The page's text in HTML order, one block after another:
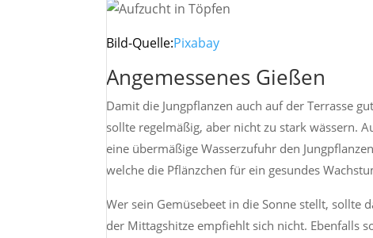
Bild-Quelle:Pixabay
Angemessenes Gießen
Damit die Jungpflanzen auch auf der Terrasse
sollte regelmäßig, aber nicht zu stark wässern.
eine übermäßige Wasserzufuhr den
welche die Pflänzchen für ein gesundes
Wer sein Gemüsebeet in die Sonne stellt, sollte
der Mittagshitze empfiehlt sich nicht. Ebenfalls